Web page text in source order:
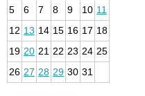
5
6 7 8 9 10 11
12 13 14 15 16 17 18
19 20 21 22 23 24 25
26 27 28 29 30 31